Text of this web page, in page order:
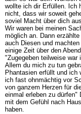
wollte ich dir Erfüllen. Ich
nicht, dass wir soweit
soviel Macht über dich
Wir waren bei meinen
möglich an. Dann
auch Diesen und
einige Zeit über den
"Zugegeben teilweise
Allem du mich zu tun
Phantasien erfüllt und ich
ich fast ohnmächtig vor
von ganzem Herzen für
einmal erleben zu dürfen"
mit dem Gefühl nach
haben.